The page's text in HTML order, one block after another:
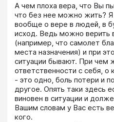
А чем плоха вера, что Вы
что без нее можно жить? Я
вообще о вере в людей, в
исход. Ведь можно верить
(например, что самолет
места назначения) и при
ситуации бывают. При чем
ответственности с себя,
- это одно, боль потери и
другое. Опять таки здесь
виновен в ситуации и
Вашим словам у Вас есть
кого.